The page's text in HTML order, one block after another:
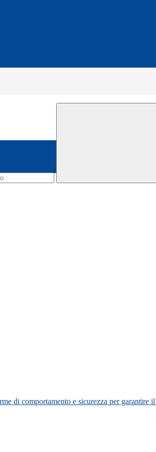
di comportamento e sicurezza per garantire